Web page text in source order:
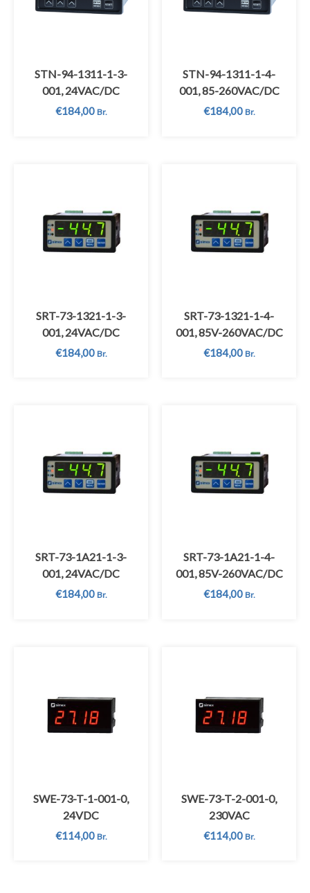
STN-94-1311-1-3-
001, 24VAC/DC
€184,00 Br.
STN-94-1311-1-4-
001, 85-260VAC/DC
€184,00 Br.
SRT-73-1321-1-3-
001, 24VAC/DC
€184,00 Br.
SRT-73-1321-1-4-
001, 85V-260VAC/DC
€184,00 Br.
SRT-73-1A21-1-3-
001, 24VAC/DC
€184,00 Br.
SRT-73-1A21-1-4-
001, 85V-260VAC/DC
€184,00 Br.
SWE-73-T-1-001-0,
24VDC
€114,00 Br.
SWE-73-T-2-001-0,
230VAC
€114,00 Br.